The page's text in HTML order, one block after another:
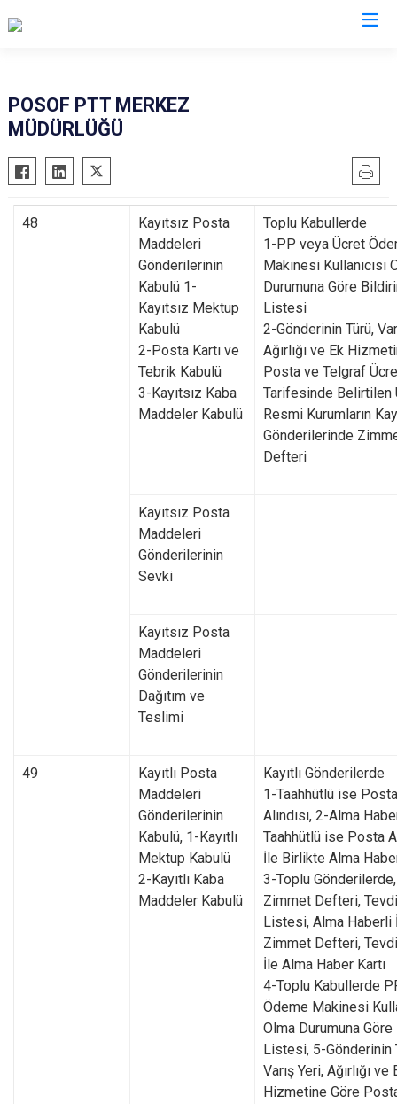
Çıldır
Damal
Hanak
POSOF PTT MERKEZ
MÜDÜRLÜĞÜ
48
Kayıtsız Posta
Maddeleri
Gönderilerinin
Kabulü 1-
Kayıtsız Mektup
Kabulü
2-Posta Kartı ve
Tebrik Kabulü
3-Kayıtsız Kaba
Maddeler Kabulü
Toplu Kabullerde
1-PP veya Ücret
Makinesi Kullanıcısı
Durumuna Göre
Listesi
2-Gönderinin Türü,
Ağırlığı ve Ek
Posta ve Telgraf
Tarifesinde Belirtilen
Resmi Kurumların
Gönderilerinde
Defteri
Kayıtsız Posta
Maddeleri
Gönderilerinin
Sevki
Kayıtsız Posta
Maddeleri
Gönderilerinin
Dağıtım ve
Teslimi
49
Kayıtlı Posta
Maddeleri
Gönderilerinin
Kabulü, 1-Kayıtlı
Mektup Kabulü
2-Kayıtlı Kaba
Maddeler Kabulü
Kayıtlı Gönderilerde
1-Taahhütlü ise Posta
Alındısı, 2-Alma
Taahhütlü ise Posta
İle Birlikte Alma
3-Toplu Gönderilerde,
Zimmet Defteri, Tevdi
Listesi, Alma Haberli
Zimmet Defteri,
İle Alma Haber Kartı
4-Toplu Kabullerde
Ödeme Makinesi
Olma Durumuna
Listesi, 5-Gönderinin
Varış Yeri, Ağırlığı ve
Hizmetine Göre